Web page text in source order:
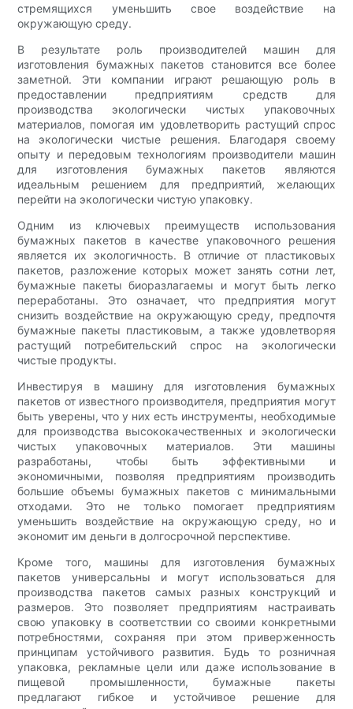
стремящихся уменьшить свое воздействие на
окружающую среду.
В результате роль производителей машин для
изготовления бумажных пакетов становится все более
заметной. Эти компании играют решающую роль в
предоставлении предприятиям средств для
производства экологически чистых упаковочных
материалов, помогая им удовлетворить растущий спрос
на экологически чистые решения. Благодаря своему
опыту и передовым технологиям производители машин
для изготовления бумажных пакетов являются
идеальным решением для предприятий, желающих
перейти на экологически чистую упаковку.
Одним из ключевых преимуществ использования
бумажных пакетов в качестве упаковочного решения
является их экологичность. В отличие от пластиковых
пакетов, разложение которых может занять сотни лет,
бумажные пакеты биоразлагаемы и могут быть легко
переработаны. Это означает, что предприятия могут
снизить воздействие на окружающую среду, предпочтя
бумажные пакеты пластиковым, а также удовлетворяя
растущий потребительский спрос на экологически
чистые продукты.
Инвестируя в машину для изготовления бумажных
пакетов от известного производителя, предприятия могут
быть уверены, что у них есть инструменты, необходимые
для производства высококачественных и экологически
чистых упаковочных материалов. Эти машины
разработаны, чтобы быть эффективными и
экономичными, позволяя предприятиям производить
большие объемы бумажных пакетов с минимальными
отходами. Это не только помогает предприятиям
уменьшить воздействие на окружающую среду, но и
экономит им деньги в долгосрочной перспективе.
Кроме того, машины для изготовления бумажных
пакетов универсальны и могут использоваться для
производства пакетов самых разных конструкций и
размеров. Это позволяет предприятиям настраивать
свою упаковку в соответствии со своими конкретными
потребностями, сохраняя при этом приверженность
принципам устойчивого развития. Будь то розничная
упаковка, рекламные цели или даже использование в
пищевой промышленности, бумажные пакеты
предлагают гибкое и устойчивое решение для